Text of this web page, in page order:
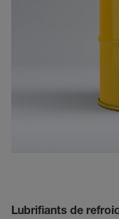
Lubrifiants de